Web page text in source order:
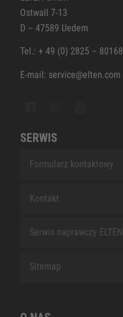
Ostwall 7-13
D – 47589 Uedem
Tel.: + 49 (0) 2825 – 80168
E-mail: service@elten.com
SERWIS
Formularz kontaktowy
Kontakt
Serwis naprawczy ELTEN
Sitemap